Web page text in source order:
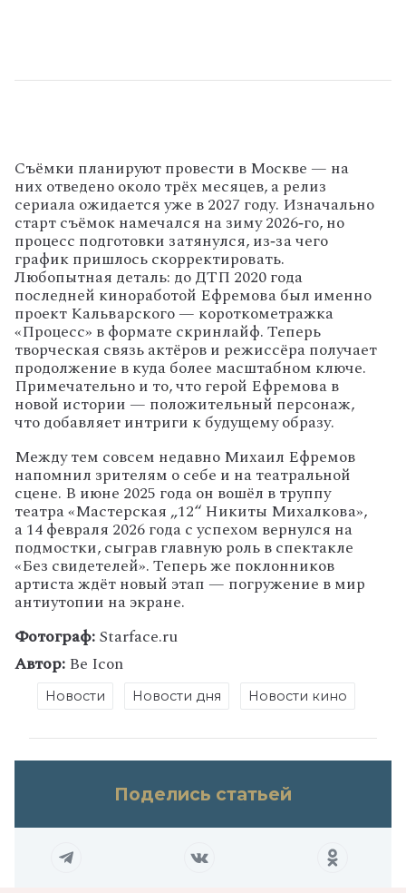
Съёмки планируют провести в Москве — на
них отведено около трёх месяцев, а релиз
сериала ожидается уже в 2027 году. Изначально
старт съёмок намечался на зиму 2026‑го, но
процесс подготовки затянулся, из‑за чего
график пришлось скорректировать.
Любопытная деталь: до ДТП 2020 года
последней киноработой Ефремова был именно
проект Кальварского — короткометражка
«Процесс» в формате скринлайф. Теперь
творческая связь актёров и режиссёра получает
продолжение в куда более масштабном ключе.
Примечательно и то, что герой Ефремова в
новой истории — положительный персонаж,
что добавляет интриги к будущему образу.
Между тем совсем недавно Михаил Ефремов
напомнил зрителям о себе и на театральной
сцене. В июне 2025 года он вошёл в труппу
театра «Мастерская „12“ Никиты Михалкова»,
а 14 февраля 2026 года с успехом вернулся на
подмостки, сыграв главную роль в спектакле
«Без свидетелей». Теперь же поклонников
артиста ждёт новый этап — погружение в мир
антиутопии на экране.
Фотограф:Starface.ru
Автор:Be Icon
Новости Новости дня Новости кино
Поделись статьей